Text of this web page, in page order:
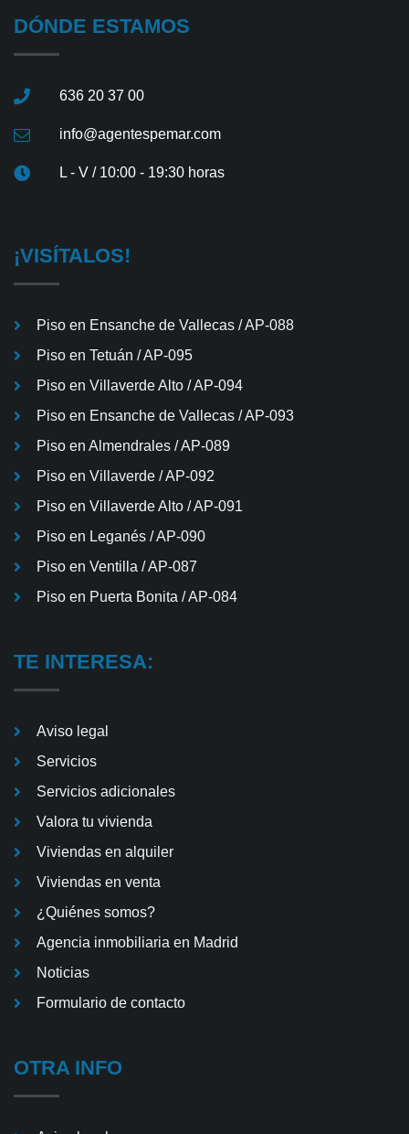
DÓNDE ESTAMOS
636 20 37 00
info@agentespemar.com
L - V / 10:00 - 19:30 horas
¡VISÍTALOS!
Piso en Ensanche de Vallecas / AP-088
Piso en Tetuán / AP-095
Piso en Villaverde Alto / AP-094
Piso en Ensanche de Vallecas / AP-093
Piso en Almendrales / AP-089
Piso en Villaverde / AP-092
Piso en Villaverde Alto / AP-091
Piso en Leganés / AP-090
Piso en Ventilla / AP-087
Piso en Puerta Bonita / AP-084
TE INTERESA:
Aviso legal
Servicios
Servicios adicionales
Valora tu vivienda
Viviendas en alquiler
Viviendas en venta
¿Quiénes somos?
Agencia inmobiliaria en Madrid
Noticias
Formulario de contacto
OTRA INFO